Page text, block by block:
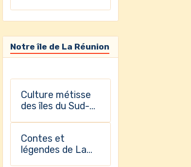
Notre île de La Réunion
Culture métisse
des îles du Sud-
Contes et
légendes de La